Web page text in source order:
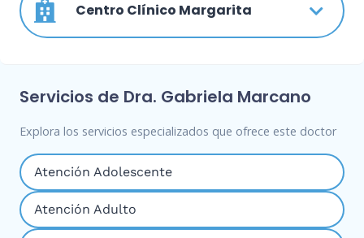
Centro Clínico Margarita
Servicios de Dra. Gabriela Marcano
Explora los servicios especializados que ofrece este doctor
Atención Adolescente
Atención Adulto